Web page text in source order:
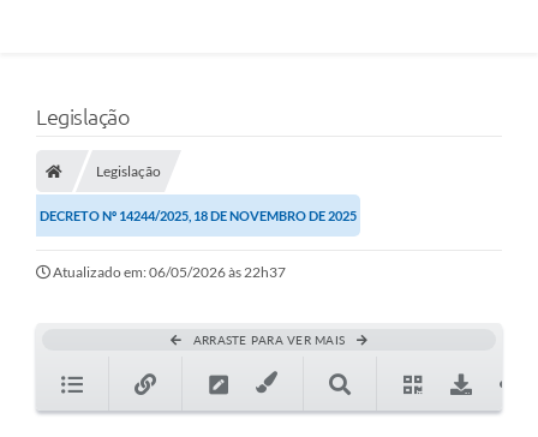
Legislação
Legislação
DECRETO Nº 14244/2025, 18 DE NOVEMBRO DE 2025
Atualizado em: 06/05/2026 às 22h37
ARRASTE PARA VER MAIS